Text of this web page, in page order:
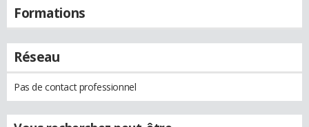
Formations
Réseau
Pas de contact professionnel